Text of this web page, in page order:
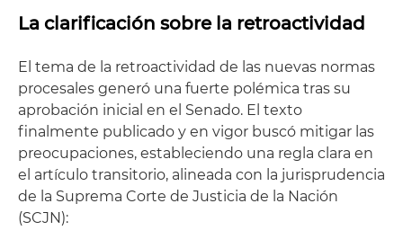
La clarificación sobre la retroactividad
El tema de la retroactividad de las nuevas normas
procesales generó una fuerte polémica tras su
aprobación inicial en el Senado. El texto
finalmente publicado y en vigor buscó mitigar las
preocupaciones, estableciendo una regla clara en
el artículo transitorio, alineada con la jurisprudencia
de la Suprema Corte de Justicia de la Nación
(SCJN):